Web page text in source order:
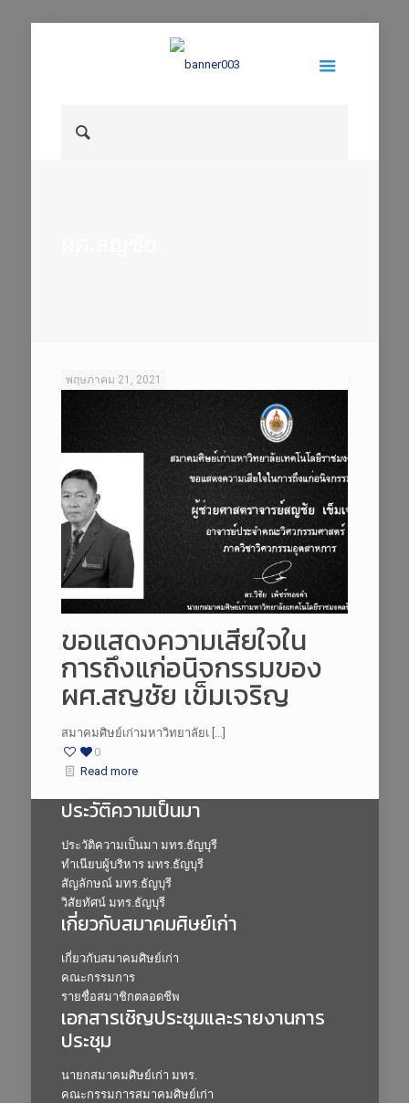
พฤษภาคม 21, 2021
ขอแสดงความเสียใจใน
การถึงแก่อนิจกรรมของ
ผศ.สญชัย เข็มเจริญ
สมาคมศิษย์เก่ามหาวิทยาลัยเ […]
0
Read more
ประวัติความเป็นมา
ประวัติความเป็นมา มทร.ธัญบุรี
ทำเนียบผู้บริหาร มทร.ธัญบุรี
สัญลักษณ์ มทร.ธัญบุรี
วิสัยทัศน์ มทร.ธัญบุรี
เกี่ยวกับสมาคมศิษย์เก่า
เกี่ยวกับสมาคมศิษย์เก่า
คณะกรรมการ
รายชื่อสมาชิกตลอดชีพ
เอกสารเชิญประชุมและรายงานการ
ประชุม
นายกสมาคมศิษย์เก่า มทร.
คณะกรรมการสมาคมศิษย์เก่า